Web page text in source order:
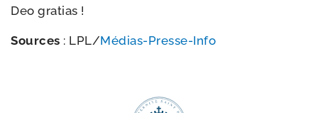
Deo gra­tias !
Sources : LPL/​Médias-​Presse-​Info